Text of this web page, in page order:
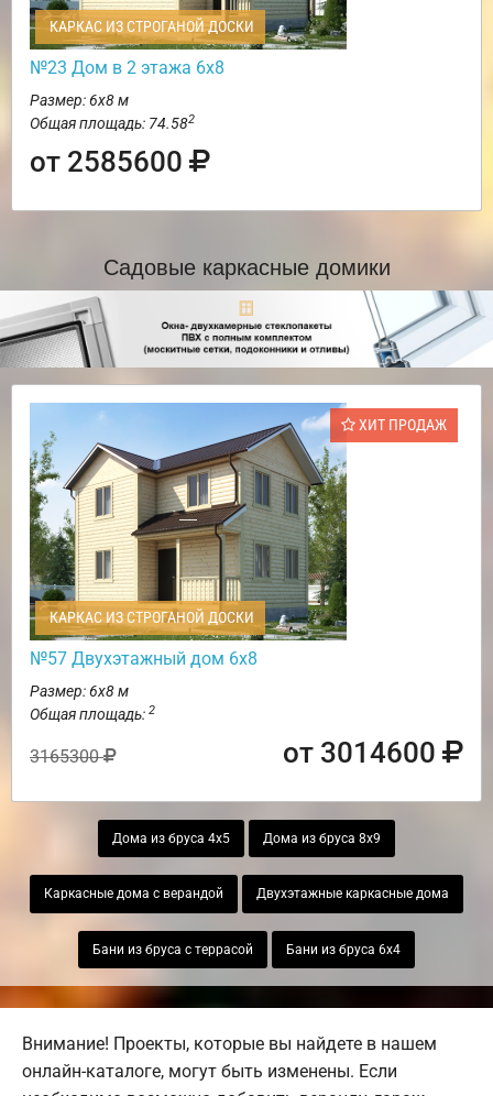
КАРКАС ИЗ СТРОГАНОЙ ДОСКИ
№23 Дом в 2 этажа 6х8
Размер: 6х8 м
Общая площадь: 74.582
от 2585600
Садовые каркасные домики
ХИТ ПРОДАЖ
КАРКАС ИЗ СТРОГАНОЙ ДОСКИ
№57 Двухэтажный дом 6х8
Размер: 6х8 м
Общая площадь: 2
3165300 от 3014600
Дома из бруса 4х5 Дома из бруса 8х9
Каркасные дома с верандой Двухэтажные каркасные дома
Бани из бруса с террасой Бани из бруса 6х4
Внимание! Проекты, которые вы найдете в нашем
онлайн-каталоге, могут быть изменены. Если